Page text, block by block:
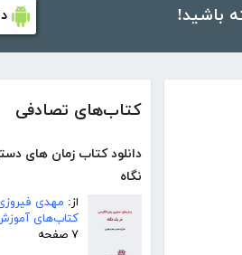
کتاب‌های تصادفی
دانلود کتاب زمان های
نگاه
از: مهدی
کتاب‌های
۷ صفحه